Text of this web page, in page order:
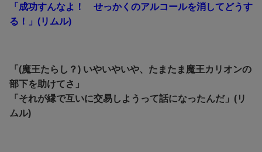
「成功すんなよ！ せっかくのアルコールを消してどうす
る！」(リムル)
「(魔王たらし？) いやいやいや、たまたま魔王カリオンの
部下を助けてさ」
「それが縁で互いに交易しようって話になったんだ」(リ
ムル)